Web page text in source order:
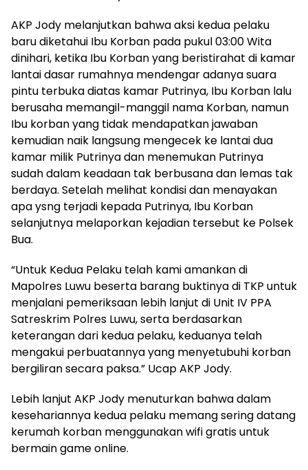
AKP Jody melanjutkan bahwa aksi kedua pelaku
baru diketahui Ibu Korban pada pukul 03:00 Wita
dinihari, ketika Ibu Korban yang beristirahat di kamar
lantai dasar rumahnya mendengar adanya suara
pintu terbuka diatas kamar Putrinya, Ibu Korban lalu
berusaha memangil-manggil nama Korban, namun
Ibu korban yang tidak mendapatkan jawaban
kemudian naik langsung mengecek ke lantai dua
kamar milik Putrinya dan menemukan Putrinya
sudah dalam keadaan tak berbusana dan lemas tak
berdaya. Setelah melihat kondisi dan menayakan
apa ysng terjadi kepada Putrinya, Ibu Korban
selanjutnya melaporkan kejadian tersebut ke Polsek
Bua.
“Untuk Kedua Pelaku telah kami amankan di
Mapolres Luwu beserta barang buktinya di TKP untuk
menjalani pemeriksaan lebih lanjut di Unit IV PPA
Satreskrim Polres Luwu, serta berdasarkan
keterangan dari kedua pelaku, keduanya telah
mengakui perbuatannya yang menyetubuhi korban
bergiliran secara paksa.” Ucap AKP Jody.
Lebih lanjut AKP Jody menuturkan bahwa dalam
kesehariannya kedua pelaku memang sering datang
kerumah korban menggunakan wifi gratis untuk
bermain game online.